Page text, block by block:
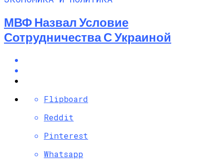
МВФ Назвал Условие
Сотрудничества С Украиной
Flipboard
Reddit
Pinterest
Whatsapp